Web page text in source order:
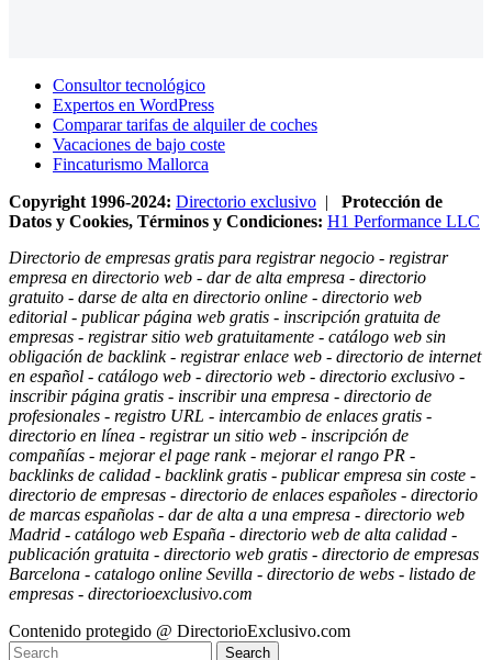
Consultor tecnológico
Expertos en WordPress
Comparar tarifas de alquiler de coches
Vacaciones de bajo coste
Fincaturismo Mallorca
Copyright 1996-2024: Directorio exclusivo | Protección de
Datos y Cookies, Términos y Condiciones: H1 Performance LLC
Directorio de empresas gratis para registrar negocio - registrar
empresa en directorio web - dar de alta empresa - directorio
gratuito - darse de alta en directorio online - directorio web
editorial - publicar página web gratis - inscripción gratuita de
empresas - registrar sitio web gratuitamente - catálogo web sin
obligación de backlink - registrar enlace web - directorio de internet
en español - catálogo web - directorio web - directorio exclusivo -
inscribir página gratis - inscribir una empresa - directorio de
profesionales - registro URL - intercambio de enlaces gratis -
directorio en línea - registrar un sitio web - inscripción de
compañías - mejorar el page rank - mejorar el rango PR -
backlinks de calidad - backlink gratis - publicar empresa sin coste -
directorio de empresas - directorio de enlaces españoles - directorio
de marcas españolas - dar de alta a una empresa - directorio web
Madrid - catálogo web España - directorio web de alta calidad -
publicación gratuita - directorio web gratis - directorio de empresas
Barcelona - catalogo online Sevilla - directorio de webs - listado de
empresas - directorioexclusivo.com
Contenido protegido @ DirectorioExclusivo.com